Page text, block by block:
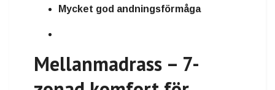
Mycket god andningsförmåga
Mellanmadrass – 7-